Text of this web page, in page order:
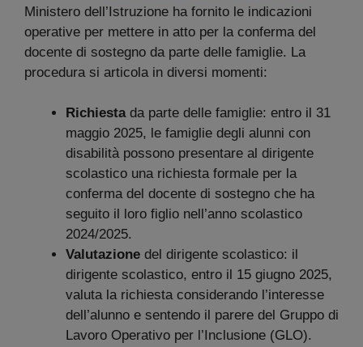
Ministero dell’Istruzione ha fornito le indicazioni
operative per mettere in atto per la conferma del
docente di sostegno da parte delle famiglie. La
procedura si articola in diversi momenti:
Richiesta da parte delle famiglie: entro il 31
maggio 2025, le famiglie degli alunni con
disabilità possono presentare al dirigente
scolastico una richiesta formale per la
conferma del docente di sostegno che ha
seguito il loro figlio nell’anno scolastico
2024/2025.
Valutazione del dirigente scolastico: il
dirigente scolastico, entro il 15 giugno 2025,
valuta la richiesta considerando l’interesse
dell’alunno e sentendo il parere del Gruppo di
Lavoro Operativo per l’Inclusione (GLO).